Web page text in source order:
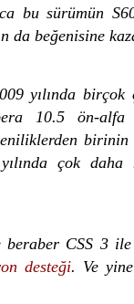
bu sürümün
da beğenisine
yılında birçok
10.5 ön-alfa
çok daha
beraber CSS 3
desteği. Ve